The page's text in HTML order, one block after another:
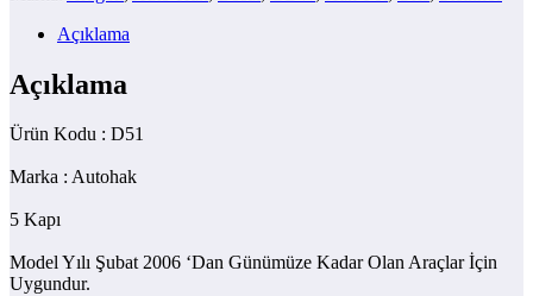
Açıklama
Açıklama
Ürün Kodu : D51
Marka : Autohak
5 Kapı
Model Yılı Şubat 2006 ‘Dan Günümüze Kadar Olan Araçlar İçin
Uygundur.